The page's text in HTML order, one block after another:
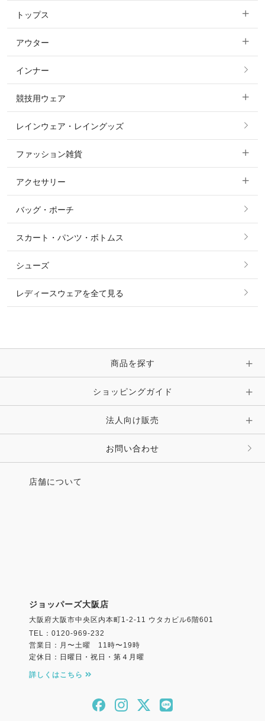
すべてのキュロット
フルグリップ・尻革 キュロット
ニーグリップ・膝革 キュロット
トップス
すべてのトップス
ポロシャツ
カットソー・Tシャツ・タンクトップ
ニット・セーター
シャツ・ブラウス・ワンピース
アウター
すべてのアウター
コート
ジャケット・ブルゾン
インナー
競技用ウェア
すべての競技用ウェア
ショージャケット
ショーシャツ
レインウェア・レイングッズ
ファッション雑貨
すべてのファッション雑貨
ソックス
ベルト
時計・財布・キーケース・革小物
キーホルダー・チャーム・ストラップ
その他 ファッション雑貨
アクセサリー
すべてのアクセサリー
リング
ピアス・イヤリング
ピン・ブローチ・コサージュ
その他 アクセサリー
バッグ・ポーチ
スカート・パンツ・ボトムス
シューズ
レディースウェアを全て見る
商品を探す
ショッピングガイド
法人向け販売
お問い合わせ
店舗について
ジョッパーズ大阪店
大阪府大阪市中央区内本町1-2-11 ウタカビル6階601
TEL：0120-969-232
営業日：月〜土曜 11時〜19時
定休日：日曜日・祝日・第４月曜
詳しくはこちら